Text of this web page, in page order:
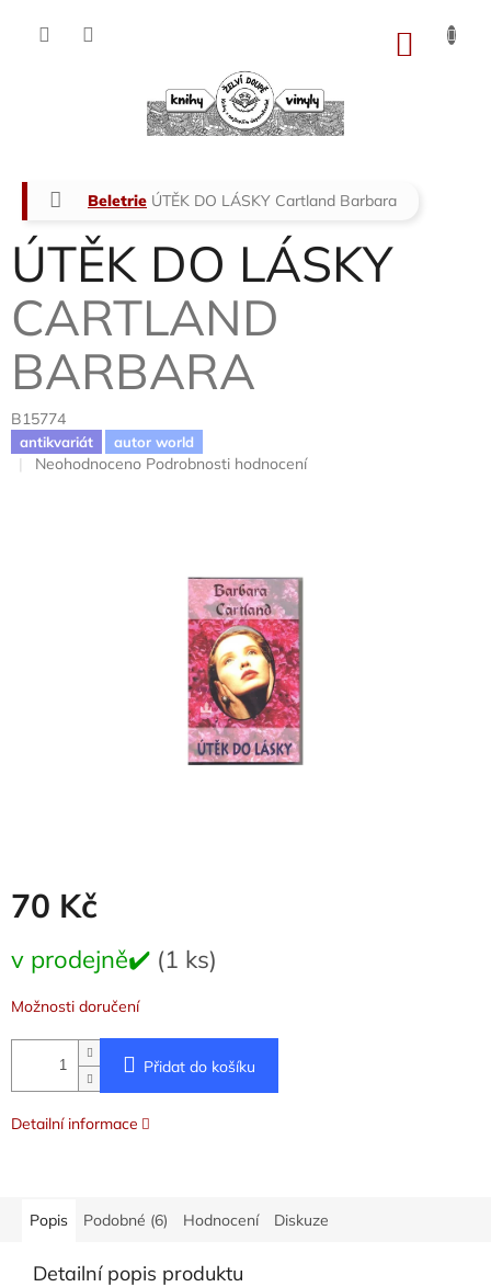
Domů
Beletrie ÚTĚK DO LÁSKY Cartland Barbara
ÚTĚK DO LÁSKY
CARTLAND
BARBARA
B15774
antikvariát autor world
Průměrné
Neohodnoceno Podrobnosti hodnocení
70 Kč
cena:
v prodejně✔️ (1 ks)
Možnosti doručení
Přidat do košíku
Detailní informace
Popis Podobné (6) Hodnocení Diskuze
Detailní popis produktu